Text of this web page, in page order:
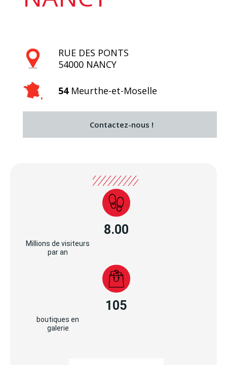
RUE DES PONTS
54000 NANCY
54Meurthe-et-Moselle
Contactez-nous !
8.00
Millions de visiteurs
par an
105
boutiques en
galerie